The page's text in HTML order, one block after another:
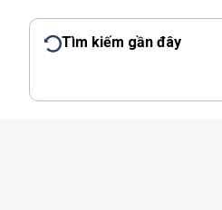
Tìm kiếm gần đây